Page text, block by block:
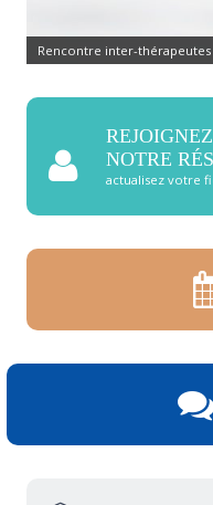
Rencontre inter-thérapeutes
REJOIGNEZ
NOTRE
actualisez votre